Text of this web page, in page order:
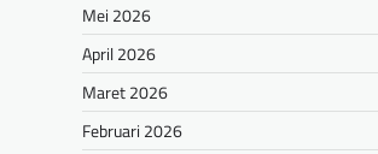
Mei 2026
April 2026
Maret 2026
Februari 2026